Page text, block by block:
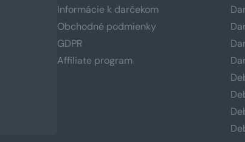
Informácie k darčekom
Obchodné podmienky
GDPR
Affiliate program